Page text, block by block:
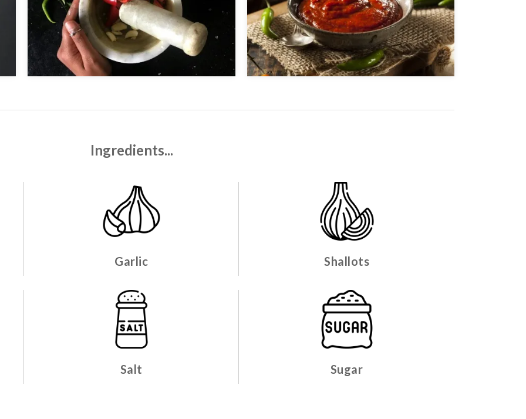
Ingredients...
Garlic Shallots
Salt Sugar